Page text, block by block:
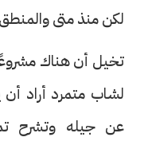
لكن منذ متى والمنطق
تخيل أن هناك
لشاب متمرد أراد
عن جيله وتشرح